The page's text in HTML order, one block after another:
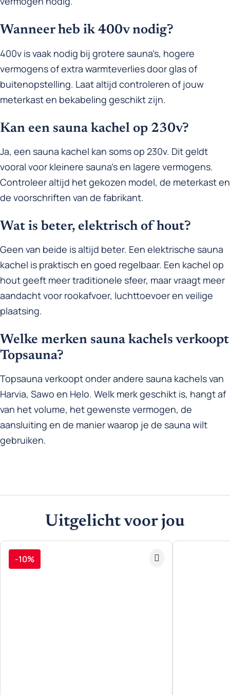
Wanneer heb ik 400v nodig?
400v is vaak nodig bij grotere sauna’s, hogere
vermogens of extra warmteverlies door glas of
buitenopstelling. Laat altijd controleren of jouw
meterkast en bekabeling geschikt zijn.
Kan een sauna kachel op 230v?
Ja, een sauna kachel kan soms op 230v. Dit geldt
vooral voor kleinere sauna’s en lagere vermogens.
Controleer altijd het gekozen model, de meterkast en
de voorschriften van de fabrikant.
Wat is beter, elektrisch of hout?
Geen van beide is altijd beter. Een elektrische sauna
kachel is praktisch en goed regelbaar. Een kachel op
hout geeft meer traditionele sfeer, maar vraagt meer
aandacht voor rookafvoer, luchttoevoer en veilige
plaatsing.
Welke merken sauna kachels verkoopt
Topsauna?
Topsauna verkoopt onder andere sauna kachels van
Harvia, Sawo en Helo. Welk merk geschikt is, hangt af
van het volume, het gewenste vermogen, de
aansluiting en de manier waarop je de sauna wilt
gebruiken.
Uitgelicht voor jou
-10%